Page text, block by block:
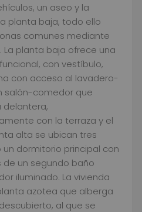
un aseo y la
planta baja, todo ello
comunes mediante
planta baja ofrece una
con vestíbulo,
con acceso al lavadero-
salón-comedor que
con la terraza y el
alta se ubican tres
dormitorio principal con
un segundo baño
iluminado. La vivienda
azotea que alberga
al que se